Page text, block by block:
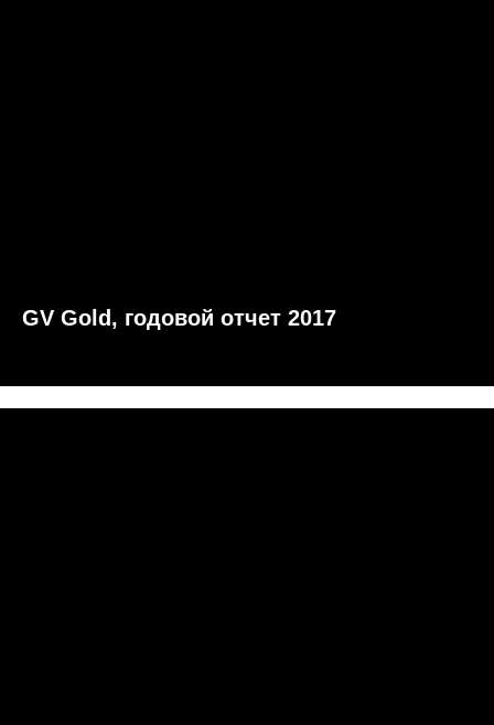
GV Gold, годовой отчет 2017